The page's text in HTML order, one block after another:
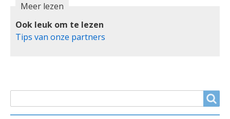
Meer lezen
Ook leuk om te lezen
Tips van onze partners